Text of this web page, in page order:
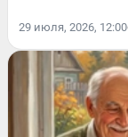
29 июля, 2026, 12:00